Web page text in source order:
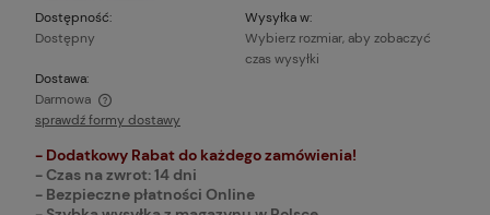
Dostępność:
Dostępny
Wysyłka w:
Wybierz rozmiar, aby zobaczyć
czas wysyłki
Dostawa:
Darmowa
Cena nie zawiera ewentualnych kosztów płatności
sprawdź formy dostawy
- Dodatkowy Rabat do każdego zamówienia!
- Czas na zwrot: 14 dni
- Bezpieczne płatności Online